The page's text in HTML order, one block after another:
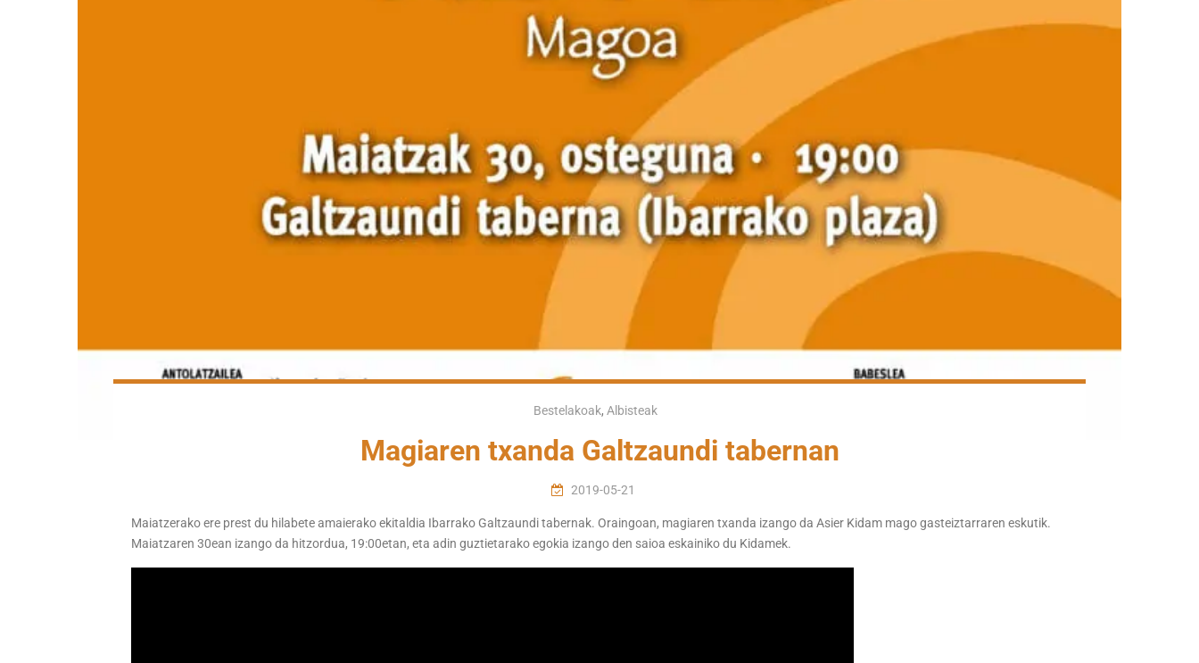
Bestelakoak, Albisteak
Magiaren txanda Galtzaundi tabernan
2019-05-21
Maiatzerako ere prest du hilabete amaierako ekitaldia Ibarrako Galtzaundi tabernak. Oraingoan, magiaren txanda izango da Asier Kidam mago gasteiztarraren eskutik.
Maiatzaren 30ean izango da hitzordua, 19:00etan, eta adin guztietarako egokia izango den saioa eskainiko du Kidamek.